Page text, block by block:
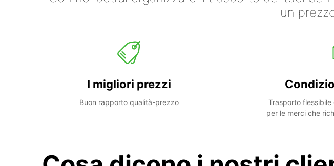
un
I migliori prezzi
Buon rapporto qualità-prezzo
Trasporto
per le merci che